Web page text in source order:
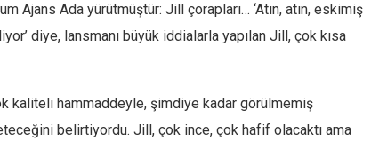
Ajans Ada yürütmüştür: Jill çorapları… ‘Atın, atın, eskimiş
diye, lansmanı büyük iddialarla yapılan Jill, çok kısa
kaliteli hammaddeyle, şimdiye kadar görülmemiş
belirtiyordu. Jill, çok ince, çok hafif olacaktı ama